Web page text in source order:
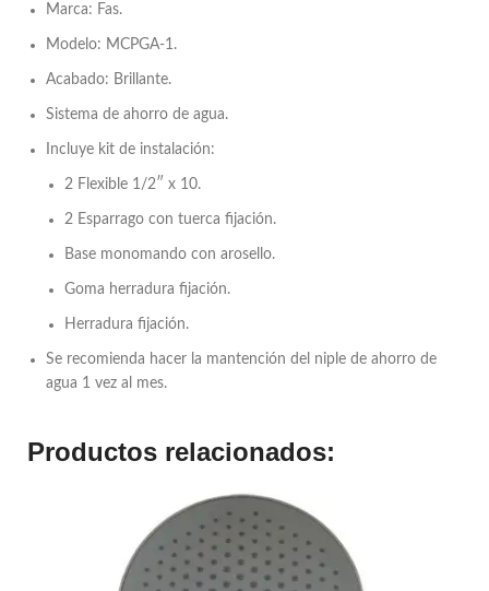
Marca: Fas.
Modelo: MCPGA-1.
Acabado: Brillante.
Sistema de ahorro de agua.
Incluye kit de instalación:
2 Flexible 1/2″ x 10.
2 Esparrago con tuerca fijación.
Base monomando con arosello.
Goma herradura fijación.
Herradura fijación.
Se recomienda hacer la mantención del niple de ahorro de
agua 1 vez al mes.
Productos relacionados: